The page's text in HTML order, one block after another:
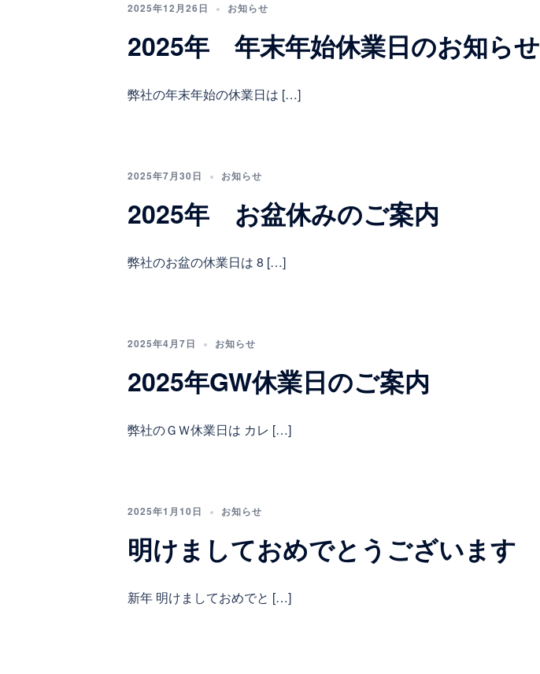
2025年12月26日 お知らせ
2025年 年末年始休業日のお知らせ
弊社の年末年始の休業日は […]
2025年7月30日 お知らせ
2025年 お盆休みのご案内
弊社のお盆の休業日は 8 […]
2025年4月7日 お知らせ
2025年GW休業日のご案内
弊社のＧＷ休業日は カレ […]
2025年1月10日 お知らせ
明けましておめでとうございます
新年 明けましておめでと […]